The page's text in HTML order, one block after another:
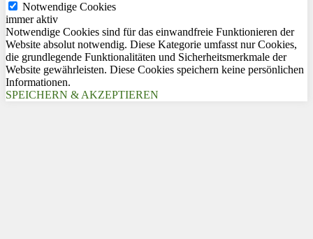
Notwendige Cookies
immer aktiv
Notwendige Cookies sind für das einwandfreie Funktionieren der
Website absolut notwendig. Diese Kategorie umfasst nur Cookies,
die grundlegende Funktionalitäten und Sicherheitsmerkmale der
Website gewährleisten. Diese Cookies speichern keine persönlichen
Informationen.
SPEICHERN & AKZEPTIEREN